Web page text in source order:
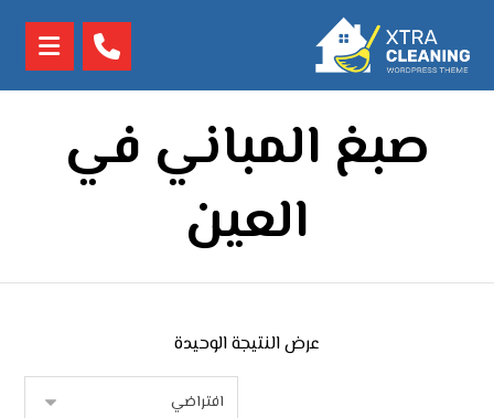
صبغ المباني في
العين
عرض النتيجة الوحيدة